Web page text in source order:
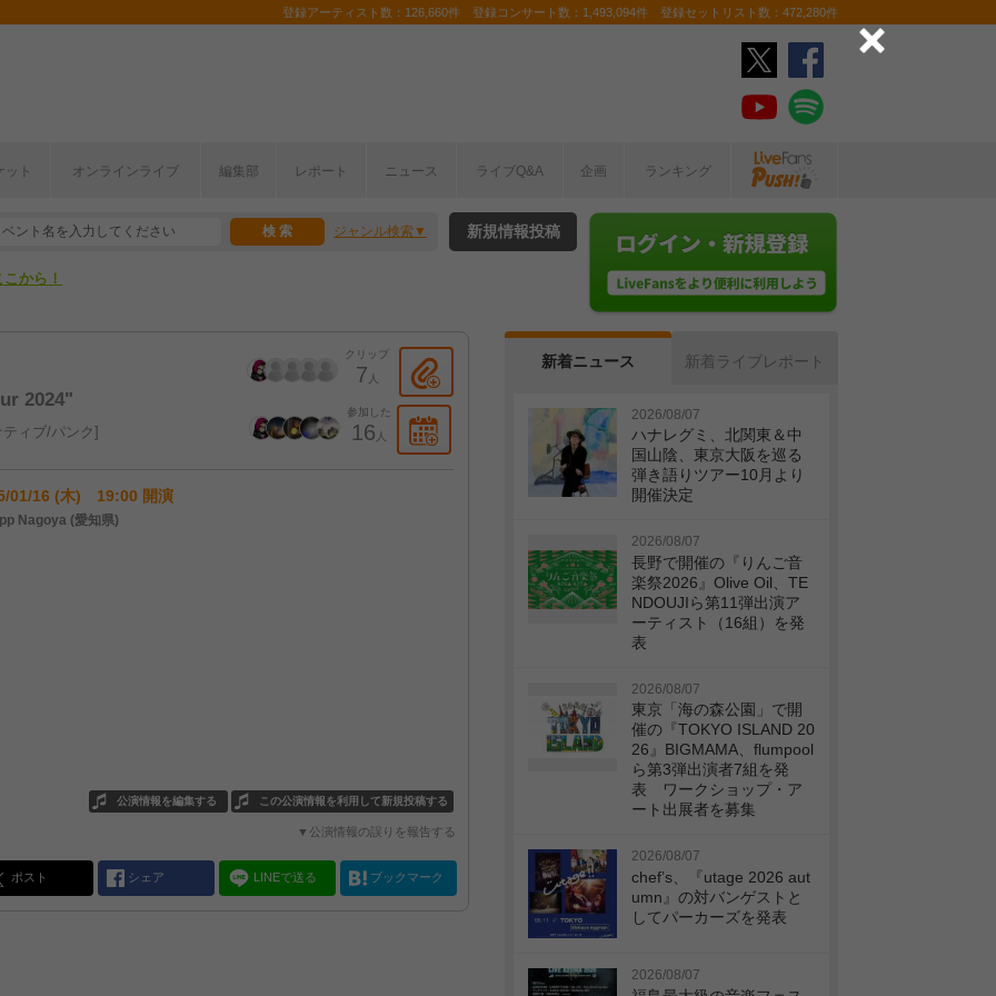
登録アーティスト数：126,660件 登録コンサート数：1,493,094件 登録セットリスト数：472,280件
ット オンラインライブ 編集部 レポート ニュース ライブQ&A 企画 ランキング
ジャンル検索
半期編発表！
から！
新規情報投稿
2024"
クリップ
7 人
参加した
16 人
ィブ/パンク
01/16 (木) 19:00 開演
Nagoya (愛知県)
この公演情報を利用して新規投稿する
公演情報を編集する
▼公演情報の誤りを報告する
ポスト シェア LINEで送る ブックマーク
新着ニュース 新着ライブレポート
2026/08/07
ハナレグミ、北関東＆中
国山陰、東京大阪を巡る
弾き語りツアー10月より
開催決定
2026/08/07
長野で開催の『りんご音
楽祭2026』Olive Oil、TE
NDOUJIら第11弾出演ア
ーティスト（16組）を発
表
2026/08/07
東京「海の森公園」で開
催の『TOKYO ISLAND 20
26』BIGMAMA、flumpool
ら第3弾出演者7組を発
表 ワークショップ・ア
ート出展者を募集
2026/08/07
chef’s、『utage 2026 aut
umn』の対バンゲストと
してパーカーズを発表
2026/08/07